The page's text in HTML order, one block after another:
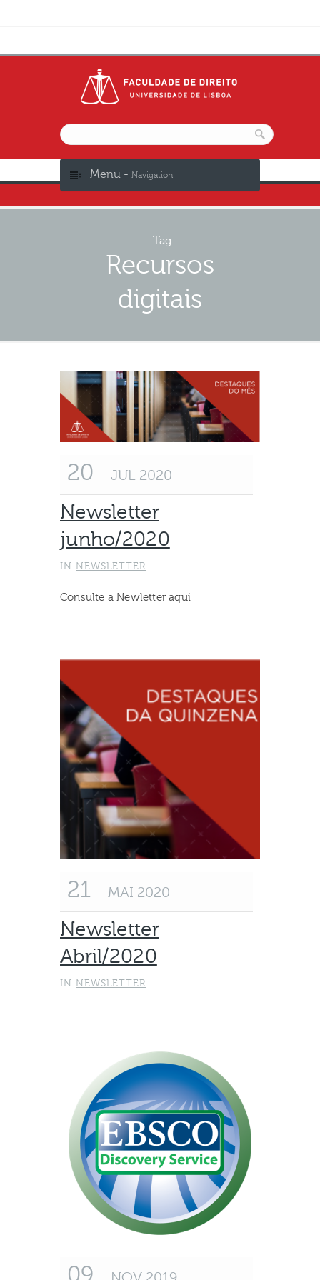
Menu - Navigation
Tag:
Recursos
digitais
20 JUL 2020
Newsletter
junho/2020
IN NEWSLETTER
Consulte a Newletter aqui
21 MAI 2020
Newsletter
Abril/2020
IN NEWSLETTER